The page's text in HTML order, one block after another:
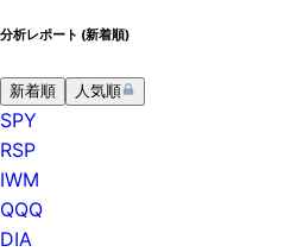
分析レポート (新着順)
新着順 人気順
SPY
RSP
IWM
QQQ
DIA